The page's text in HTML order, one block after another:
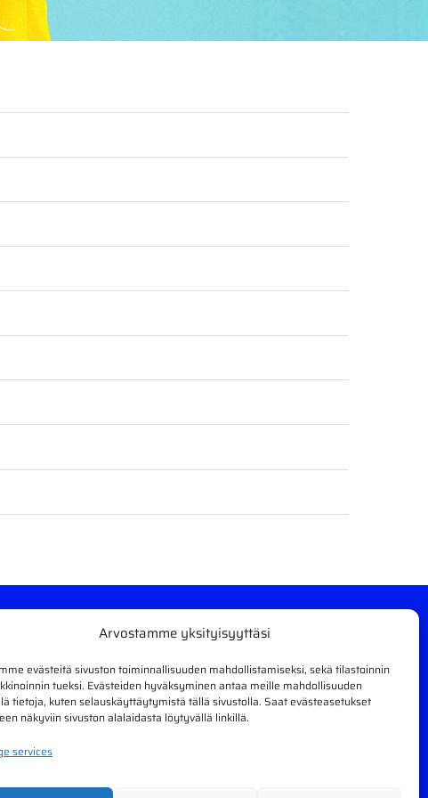
Arvostamme yksityisyyttäsi
evästeitä sivuston toiminnallisuuden mahdollistamiseksi, sekä tilastoinnin
tueksi. Evästeiden hyväksyminen antaa meille mahdollisuuden
tietoja, kuten selauskäyttäytymistä tällä sivustolla. Saat evästeasetukset
näkyviin sivuston alalaidasta löytyvällä linkillä.
services